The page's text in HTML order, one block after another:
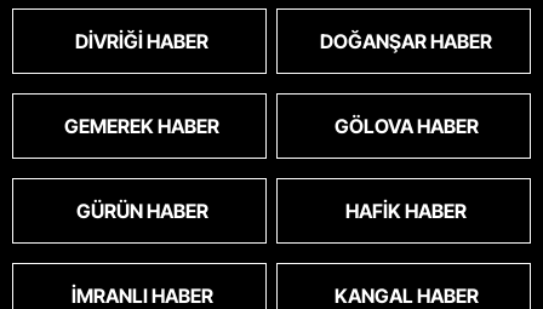
DIVRIĞI HABER DOĞANŞAR HABER
GEMEREK HABER GÖLOVA HABER
GÜRÜN HABER HAFIK HABER
İMRANLI HABER KANGAL HABER